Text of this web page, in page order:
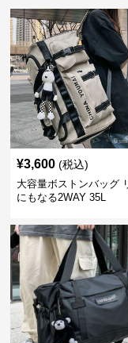
¥3,600 (税込)
大容量ボストンバッグ
にもなる2WAY 35L